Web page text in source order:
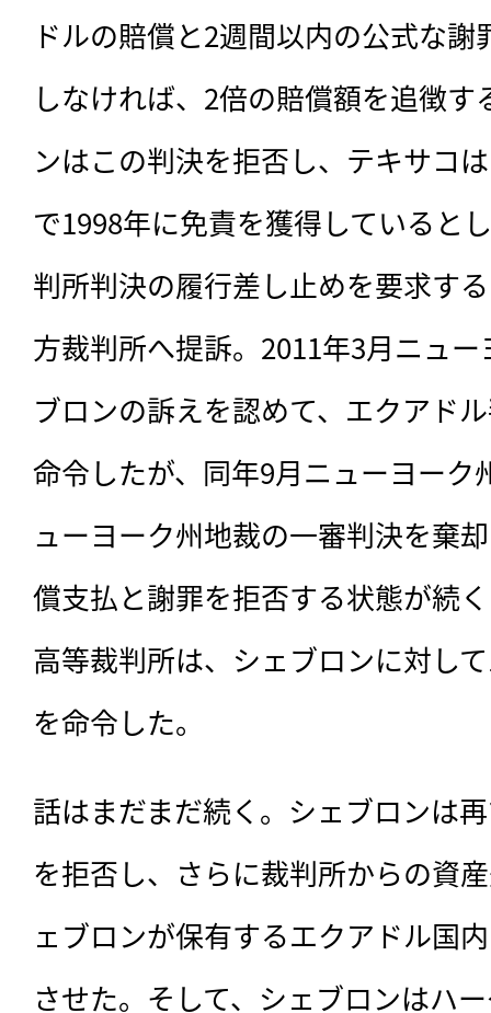
ドルの賠償と2週間以内の公式な
しなければ、2倍の賠償額を追徴
ンはこの判決を拒否し、テキサコ
で1998年に免責を獲得していると
判所判決の履行差し止めを要求す
方裁判所へ提訴。2011年3月ニュ
ブロンの訴えを認めて、エクアド
命令したが、同年9月ニューヨーク
ューヨーク州地裁の一審判決を棄
償支払と謝罪を拒否する状態が続
高等裁判所は、シェブロンに対し
を命令した。
話はまだまだ続く。シェブロンは
を拒否し、さらに裁判所からの資
ェブロンが保有するエクアドル国
させた。そして、シェブロンはハ